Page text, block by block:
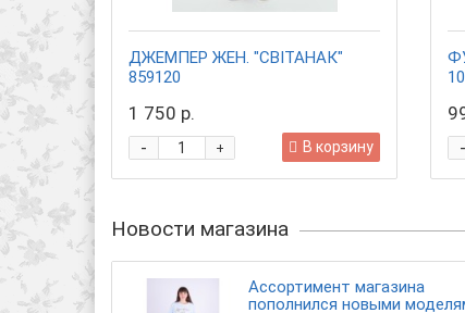
ДЖЕМПЕР ЖЕН. "СВIТАНАК"
859120
1 750 р.
+
- В корзину -
Новости магазина
Ассортимент магазина
пополнился новыми